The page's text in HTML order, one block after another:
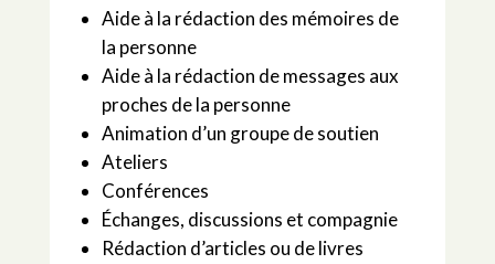
Aide à la rédaction des mémoires de
la personne
Aide à la rédaction de messages aux
proches de la personne
Animation d’un groupe de soutien
Ateliers
Conférences
Échanges, discussions et compagnie
Rédaction d’articles ou de livres